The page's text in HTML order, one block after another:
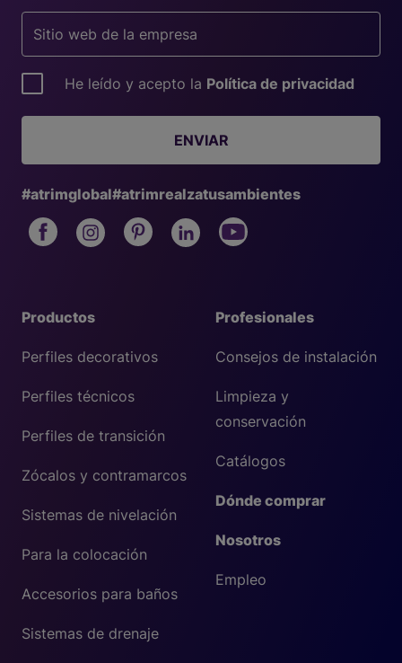
Profesionales
Consejos de instalación
Limpieza y
conservación
Catálogos
Dónde comprar
Nosotros
Empleo
Productos
Perfiles decorativos
Perfiles técnicos
Perfiles de transición
Zócalos y contramarcos
Sistemas de nivelación
Para la colocación
Accesorios para baños
Sistemas de drenaje
He leído y acepto la Política de privacidad
ENVIAR
#atrimglobal#atrimrealzatusambientes